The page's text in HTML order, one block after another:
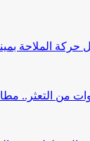
حركة الملاحة
من التعثر..